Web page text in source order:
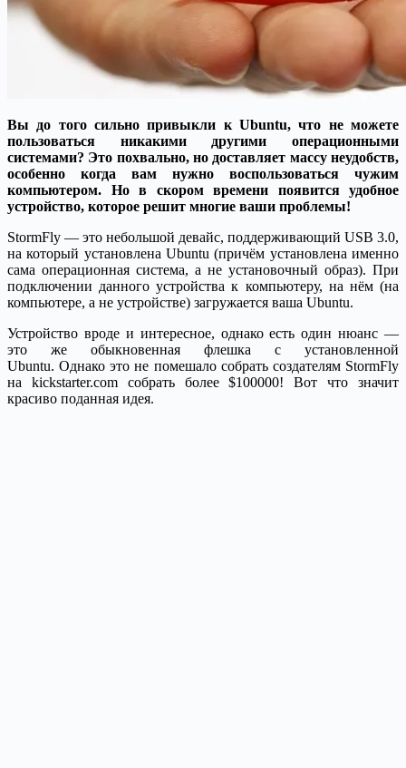
Вы до того сильно привыкли к Ubuntu, что не можете
пользоваться никакими другими операционными
системами? Это похвально, но доставляет массу неудобств,
особенно когда вам нужно воспользоваться чужим
компьютером. Но в скором времени появится удобное
устройство, которое решит многие ваши проблемы!
StormFly — это небольшой девайс, поддерживающий USB 3.0,
на который установлена Ubuntu (причём установлена именно
сама операционная система, а не установочный образ). При
подключении данного устройства к компьютеру, на нём (на
компьютере, а не устройстве) загружается ваша Ubuntu.
Устройство вроде и интересное, однако есть один нюанс —
это же обыкновенная флешка с установленной
Ubuntu. Однако это не помешало собрать создателям StormFly
на kickstarter.com собрать более $100000! Вот что значит
красиво поданная идея.